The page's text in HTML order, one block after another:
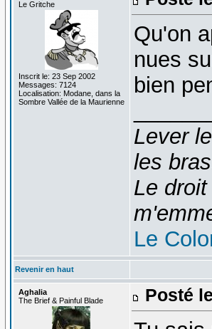
Le Gritche
Inscrit le: 23 Sep 2002
Messages: 7124
Localisation: Modane, dans la
Sombre Vallée de la Maurienne
Qu'on
nues
bien
Lever
les
Le
Le
Revenir en haut
Aghalia
The Brief & Painful Blade
Posté